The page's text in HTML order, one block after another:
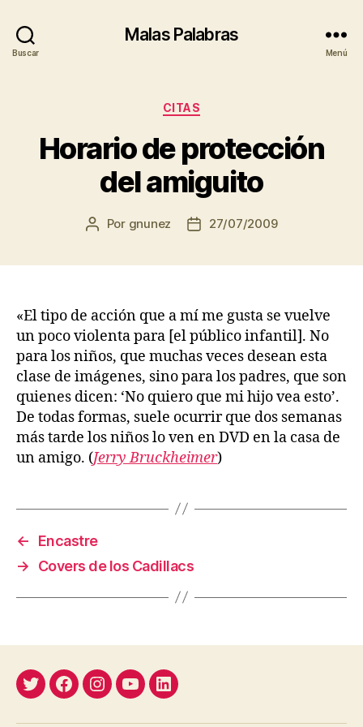
Buscar
Malas Palabras
Menú
Categorías
CITAS
Horario de protección
del amiguito
Autor
Por gnunez
Fecha27/07/2009
«El tipo de acción que a mí me gusta se vuelve
un poco violenta para [el público infantil]. No
para los niños, que muchas veces desean esta
clase de imágenes, sino para los padres, que son
quienes dicen: ‘No quiero que mi hijo vea esto’.
De todas formas, suele ocurrir que dos semanas
más tarde los niños lo ven en DVD en la casa de
un amigo. (Jerry Bruckheimer)
←
Encastre
→
Covers de los Cadillacs
TwitterFacebookInstagram
YouTubeLinkedin